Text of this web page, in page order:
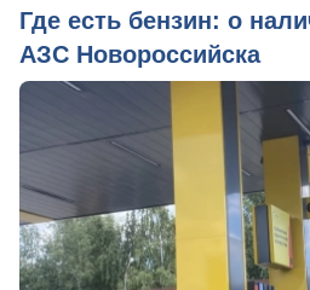
Где есть бензин: о
АЗС Новороссийска